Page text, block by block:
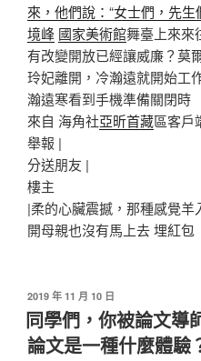
來，他們說：“女士們，先
境峰 國家美術館舞臺上來來
有改變開放已經讓威廉？莫
玲妃離開，冷瀚遠就開始工
瀚遠寒看到手機準備關閉時
來自 海角社亞昕首藏區客戶
舉報 |
分送朋友 |
樓主
|柔的心臟震撼，那種感覺
開母親也沒有馬上去埋紅包
發
佈
於
2019 年 11 月 10 日
同學們，你被論文導
論文是一種什麼體驗